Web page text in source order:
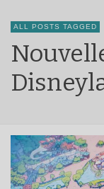
ALL POSTS TAGGED